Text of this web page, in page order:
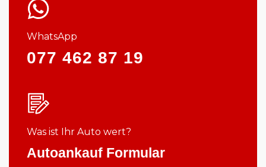
WhatsApp
077 462 87 19
Was ist Ihr Auto wert?
Autoankauf Formular